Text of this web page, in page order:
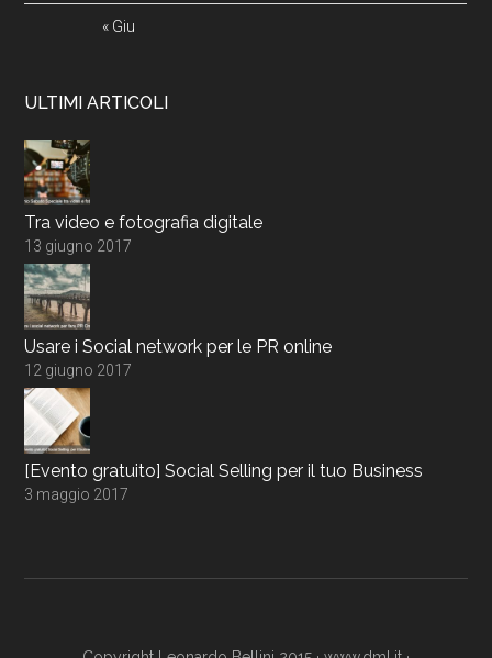
« Giu
ULTIMI ARTICOLI
Tra video e fotografia digitale
13 giugno 2017
Usare i Social network per le PR online
12 giugno 2017
[Evento gratuito] Social Selling per il tuo Business
3 maggio 2017